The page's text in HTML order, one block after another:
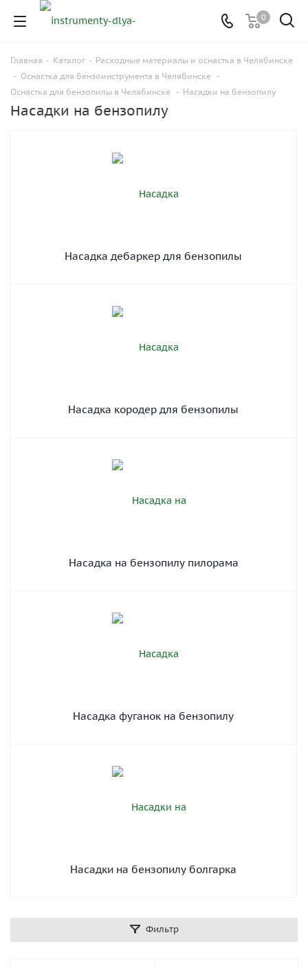
0
Главная - Каталог - Расходные материалы и оснастка в Челябинске
- Оснастка для бензоинструмента в Челябинске -
Оснастка для бензопилы в Челябинске - Насадки на бензопилу
Насадки на бензопилу
Насадка дебаркер для бензопилы
Насадка кородер для бензопилы
Насадка на бензопилу пилорама
Насадка фуганок на бензопилу
Насадки на бензопилу болгарка
Фильтр